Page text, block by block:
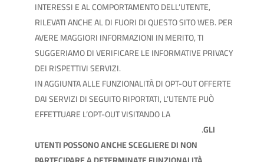
INTERESSI E AL COMPORTAMENTO DELL’UTENTE,
RILEVATI ANCHE AL DI FUORI DI QUESTO SITO WEB. PER
AVERE MAGGIORI INFORMAZIONI IN MERITO, TI
SUGGERIAMO DI VERIFICARE LE INFORMATIVE PRIVACY
DEI RISPETTIVI SERVIZI.
IN AGGIUNTA ALLE FUNZIONALITÀ DI OPT-OUT OFFERTE
DAI SERVIZI DI SEGUITO RIPORTATI, L’UTENTE PUÒ
EFFETTUARE L’OPT-OUT VISITANDO LA
.GLI
UTENTI POSSONO ANCHE SCEGLIERE DI NON